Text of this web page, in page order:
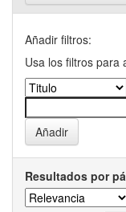
Añadir filtros:
Usa los filtros para
Resultados por